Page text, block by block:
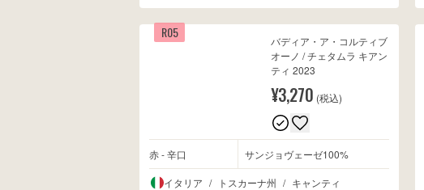
R05
バディア・ア・コルティブ
オーノ / チェタムラ キアン
ティ 2023
¥3,270 (税込)
赤 - 辛口 サンジョヴェーゼ100%
イタリア / トスカーナ州 / キャンティ